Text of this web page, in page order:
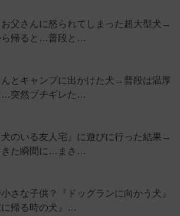
父さんに怒られてしまった超大型犬→
ら帰ると…普段と…
んとキャンプに出かけた犬→普段は温厚
…突然ブチギレた…
のいる友人宅』に遊びに行った結果→
きた瞬間に…まさ…
小さな子供？『ドッグランに向かう犬』
に帰る時の犬』…